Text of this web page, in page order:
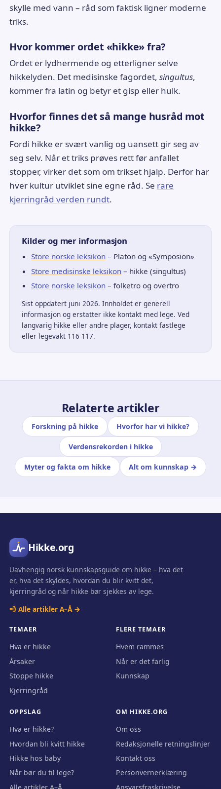
skylle med vann – råd som faktisk ligner moderne
triks.
Hvor kommer ordet «hikke» fra?
Ordet er lydhermende og etterligner selve
hikkelyden. Det medisinske fagordet,singultus,
kommer fra latin og betyr et gisp eller hulk.
Hvorfor finnes det så mange husråd mot
hikke?
Fordi hikke er svært vanlig og uansett gir seg av
seg selv. Når et triks prøves rett før anfallet
stopper, virker det som om trikset hjalp. Derfor har
hver kultur utviklet sine egne råd. Se rare
kjerringråd verden rundt.
Kilder og mer informasjon
Store norske leksikon – Platon og «Symposion»
Store medisinske leksikon – hikke (singultus)
Store norske leksikon – folketro og overtro
Sist oppdatert juni 2026. Innholdet er generell
informasjon og erstatter ikke kontakt med lege. Ved
langvarig hikke eller andre plager, kontakt fastlege
eller legevakt 116 117.
Relaterte artikler
Forskning på hikke Hvorfor har vi hikke?
Verdensrekorden i hikke
Myter og fakta om hikke Alt om kunnskap →
Hikke.org
Uavhengig norsk kunnskapsguide om hikke – hva det
er, hva det skyldes, hvordan du blir kvitt det,
kjerringråd og når hikke bør sjekkes av lege.
💨 Alle artikler A–Å →
TEMAER
Hva er hikke
Årsaker
Stoppe hikke
Kjerringråd
FLERE TEMAER
Hvem rammes
Når er det farlig
Kunnskap
OPPSLAG
Hva er hikke?
Hvordan bli kvitt hikke
Hikke hos baby
Når bør du til lege?
Alle artikler A–Å
OM HIKKE.ORG
Om oss
Redaksjonelle retningslinjer
Kontakt oss
Personvernerklæring
Ansvarsfraskrivelse